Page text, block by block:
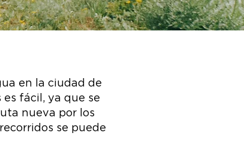
en la ciudad de
fácil, ya que se
nueva por los
se puede